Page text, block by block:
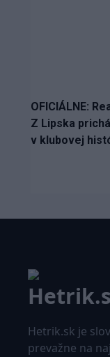
OFICIÁLNE:
Z Lipska
v klubovej
Hetrik.sk je
prevažne na